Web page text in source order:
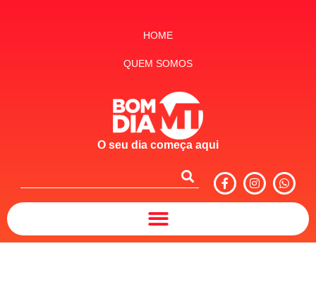
HOME
QUEM SOMOS
O seu dia começa aqui